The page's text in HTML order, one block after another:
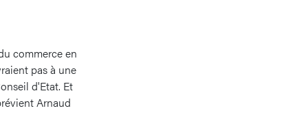
commerce en
pas à une
d'Etat. Et
Arnaud